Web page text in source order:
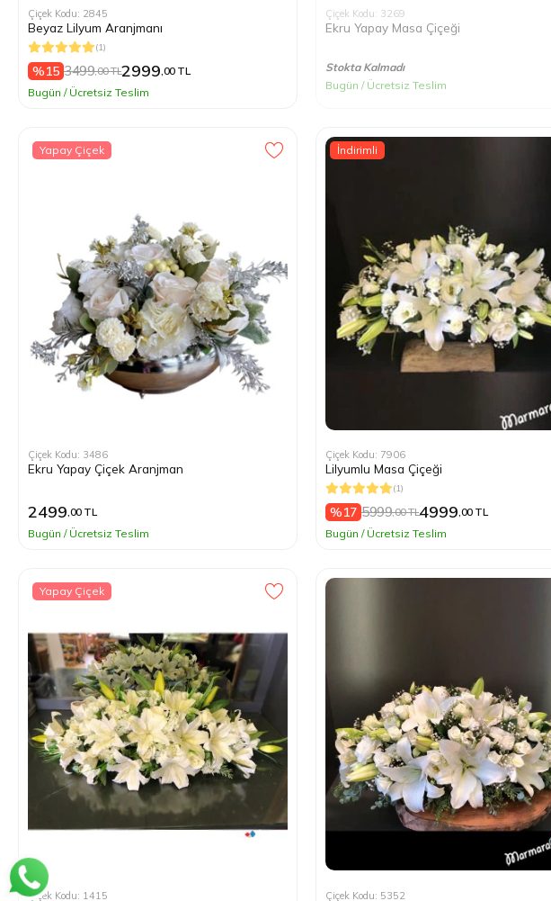
Çiçek Kodu: 2845
Beyaz Lilyum Aranjmanı
(1)
%15 3499,00 TL2999,00 TL
Bugün / Ücretsiz Teslim
Çiçek Kodu: 3269
Ekru Yapay Masa Çiçeği
Stokta Kalmadı
Bugün / Ücretsiz Teslim
Yapay Çiçek
Çiçek Kodu: 3486
Ekru Yapay Çiçek Aranjman
2499 ,00 TL
Bugün / Ücretsiz Teslim
İndirimli
Çiçek Kodu: 7906
Lilyumlu Masa Çiçeği
(1)
%17 5999,00 TL4999,00 TL
Bugün / Ücretsiz Teslim
Yapay Çiçek
Çiçek Kodu: 1415 Çiçek Kodu: 5352